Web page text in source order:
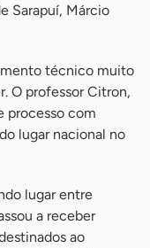
Sarapuí, Márcio
técnico muito
O professor Citron,
processo com
lugar nacional no
lugar entre
a receber
ao